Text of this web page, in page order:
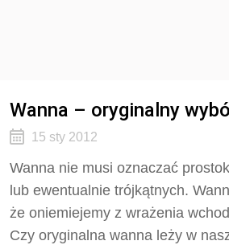
Wanna – oryginalny
15 sty 2012
Wanna nie musi oznaczać
lub ewentualnie trójkątnych.
że oniemiejemy z wrażenia
Czy oryginalna wanna leży w